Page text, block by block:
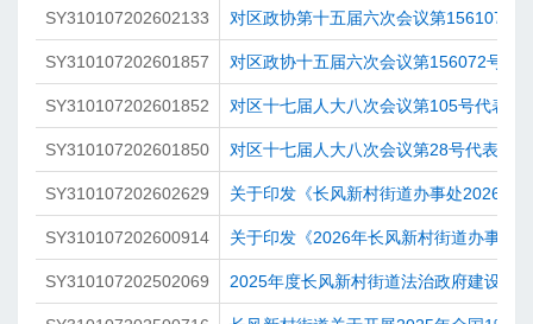
民生 互动
SY310107202602133 对区政协第十五届六次会议第156107号
SY310107202601857 对区政协十五届六次会议第156072号提
SY310107202601852 对区十七届人大八次会议第105号代表建
SY310107202601850 对区十七届人大八次会议第28号代表建
SY310107202602629 关于印发《长风新村街道办事处2026年
SY310107202600914 关于印发《2026年长风新村街道办事处
SY310107202502069 2025年度长风新村街道法治政府建设情